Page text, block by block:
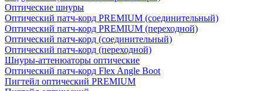
Оптические шнуры
Оптический патч-корд PREMIUM (соединительный)
Оптический патч-корд PREMIUM (переходной)
Оптический патч-корд (соединительный)
Оптический патч-корд (переходной)
Шнуры-аттенюаторы оптические
Оптический патч-корд Flex Angle Boot
Пигтейл оптический PREMIUM